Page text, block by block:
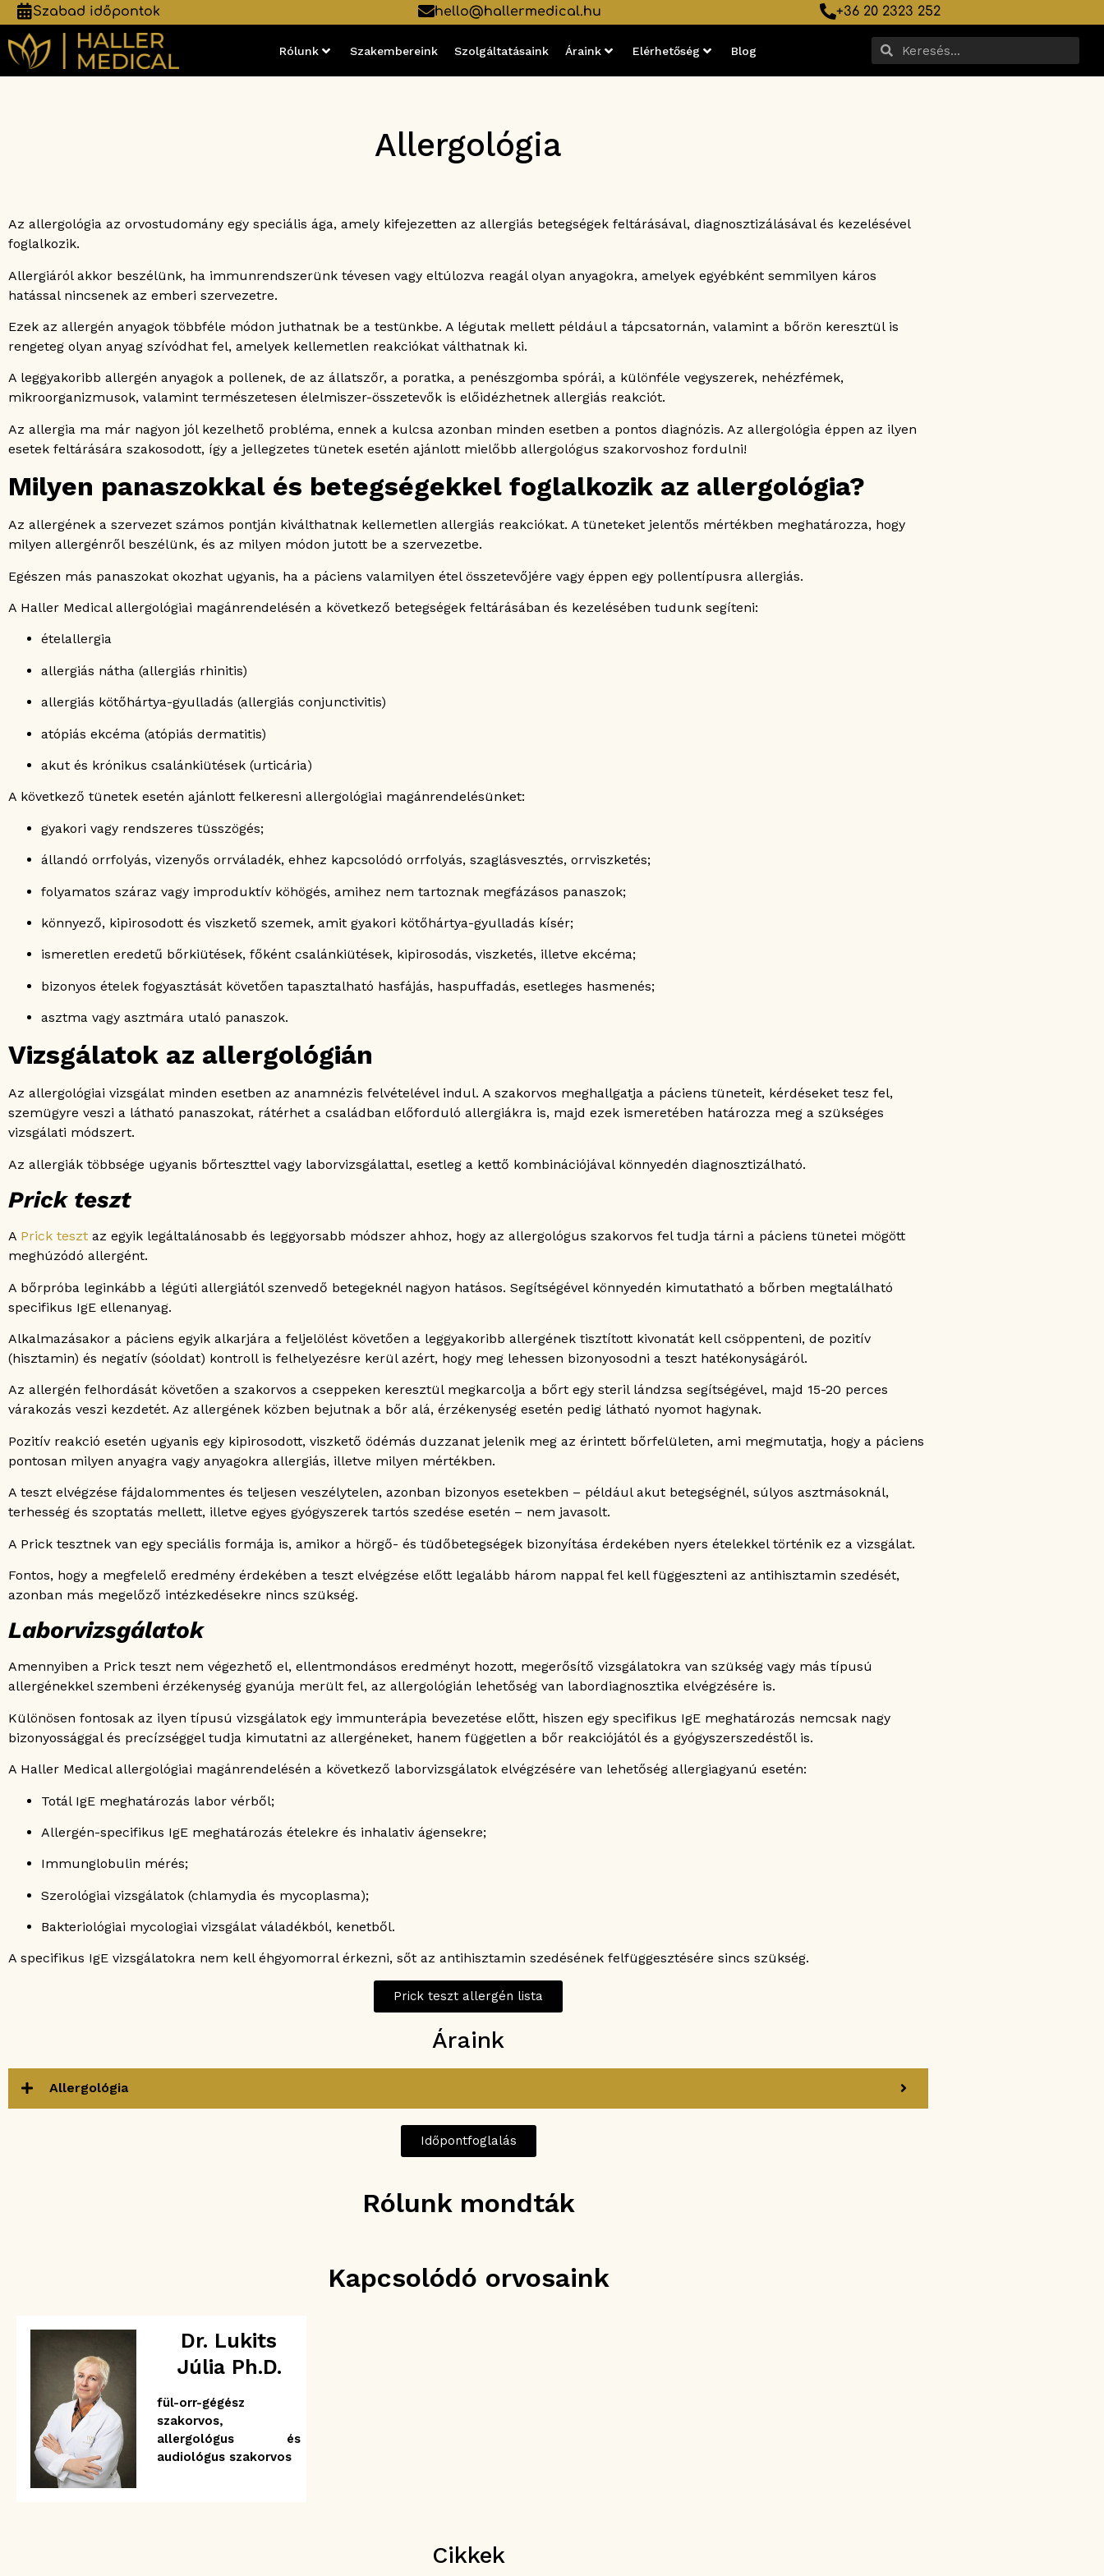
Szabad időpontok hello@hallermedical.hu +36 20 2323 252
Rólunk Szakembereink Szolgáltatásaink Áraink Elérhetőség Blog
Allergológia
Az allergológia az orvostudomány egy speciális ága, amely kifejezetten az allergiás betegségek feltárásával, diagnosztizálásával és kezelésével
foglalkozik.
Allergiáról akkor beszélünk, ha immunrendszerünk tévesen vagy eltúlozva reagál olyan anyagokra, amelyek egyébként semmilyen káros
hatással nincsenek az emberi szervezetre.
Ezek az allergén anyagok többféle módon juthatnak be a testünkbe. A légutak mellett például a tápcsatornán, valamint a bőrön keresztül is
rengeteg olyan anyag szívódhat fel, amelyek kellemetlen reakciókat válthatnak ki.
A leggyakoribb allergén anyagok a pollenek, de az állatszőr, a poratka, a penészgomba spórái, a különféle vegyszerek, nehézfémek,
mikroorganizmusok, valamint természetesen élelmiszer-összetevők is előidézhetnek allergiás reakciót.
Az allergia ma már nagyon jól kezelhető probléma, ennek a kulcsa azonban minden esetben a pontos diagnózis. Az allergológia éppen az ilyen
esetek feltárására szakosodott, így a jellegzetes tünetek esetén ajánlott mielőbb allergológus szakorvoshoz fordulni!
Milyen panaszokkal és betegségekkel foglalkozik az allergológia?
Az allergének a szervezet számos pontján kiválthatnak kellemetlen allergiás reakciókat. A tüneteket jelentős mértékben meghatározza, hogy
milyen allergénről beszélünk, és az milyen módon jutott be a szervezetbe.
Egészen más panaszokat okozhat ugyanis, ha a páciens valamilyen étel összetevőjére vagy éppen egy pollentípusra allergiás.
A Haller Medical allergológiai magánrendelésén a következő betegségek feltárásában és kezelésében tudunk segíteni:
ételallergia
allergiás nátha (allergiás rhinitis)
allergiás kötőhártya-gyulladás (allergiás conjunctivitis)
atópiás ekcéma (atópiás dermatitis)
akut és krónikus csalánkiütések (urticária)
A következő tünetek esetén ajánlott felkeresni allergológiai magánrendelésünket:
gyakori vagy rendszeres tüsszögés;
állandó orrfolyás, vizenyős orrváladék, ehhez kapcsolódó orrfolyás, szaglásvesztés, orrviszketés;
folyamatos száraz vagy improduktív köhögés, amihez nem tartoznak megfázásos panaszok;
könnyező, kipirosodott és viszkető szemek, amit gyakori kötőhártya-gyulladás kísér;
ismeretlen eredetű bőrkiütések, főként csalánkiütések, kipirosodás, viszketés, illetve ekcéma;
bizonyos ételek fogyasztását követően tapasztalható hasfájás, haspuffadás, esetleges hasmenés;
asztma vagy asztmára utaló panaszok.
Vizsgálatok az allergológián
Az allergológiai vizsgálat minden esetben az anamnézis felvételével indul. A szakorvos meghallgatja a páciens tüneteit, kérdéseket tesz fel,
szemügyre veszi a látható panaszokat, rátérhet a családban előforduló allergiákra is, majd ezek ismeretében határozza meg a szükséges
vizsgálati módszert.
Az allergiák többsége ugyanis bőrteszttel vagy laborvizsgálattal, esetleg a kettő kombinációjával könnyedén diagnosztizálható.
Prick teszt
A Prick teszt az egyik legáltalánosabb és leggyorsabb módszer ahhoz, hogy az allergológus szakorvos fel tudja tárni a páciens tünetei mögött
meghúzódó allergént.
A bőrpróba leginkább a légúti allergiától szenvedő betegeknél nagyon hatásos. Segítségével könnyedén kimutatható a bőrben megtalálható
specifikus IgE ellenanyag.
Alkalmazásakor a páciens egyik alkarjára a feljelölést követően a leggyakoribb allergének tisztított kivonatát kell csöppenteni, de pozitív
(hisztamin) és negatív (sóoldat) kontroll is felhelyezésre kerül azért, hogy meg lehessen bizonyosodni a teszt hatékonyságáról.
Az allergén felhordását követően a szakorvos a cseppeken keresztül megkarcolja a bőrt egy steril lándzsa segítségével, majd 15-20 perces
várakozás veszi kezdetét. Az allergének közben bejutnak a bőr alá, érzékenység esetén pedig látható nyomot hagynak.
Pozitív reakció esetén ugyanis egy kipirosodott, viszkető ödémás duzzanat jelenik meg az érintett bőrfelületen, ami megmutatja, hogy a páciens
pontosan milyen anyagra vagy anyagokra allergiás, illetve milyen mértékben.
A teszt elvégzése fájdalommentes és teljesen veszélytelen, azonban bizonyos esetekben – például akut betegségnél, súlyos asztmásoknál,
terhesség és szoptatás mellett, illetve egyes gyógyszerek tartós szedése esetén – nem javasolt.
A Prick tesztnek van egy speciális formája is, amikor a hörgő- és tüdőbetegségek bizonyítása érdekében nyers ételekkel történik ez a vizsgálat.
Fontos, hogy a megfelelő eredmény érdekében a teszt elvégzése előtt legalább három nappal fel kell függeszteni az antihisztamin szedését,
azonban más megelőző intézkedésekre nincs szükség.
Laborvizsgálatok
Amennyiben a Prick teszt nem végezhető el, ellentmondásos eredményt hozott, megerősítő vizsgálatokra van szükség vagy más típusú
allergénekkel szembeni érzékenység gyanúja merült fel, az allergológián lehetőség van labordiagnosztika elvégzésére is.
Különösen fontosak az ilyen típusú vizsgálatok egy immunterápia bevezetése előtt, hiszen egy specifikus IgE meghatározás nemcsak nagy
bizonyossággal és precízséggel tudja kimutatni az allergéneket, hanem független a bőr reakciójától és a gyógyszerszedéstől is.
A Haller Medical allergológiai magánrendelésén a következő laborvizsgálatok elvégzésére van lehetőség allergiagyanú esetén:
Totál IgE meghatározás labor vérből;
Allergén-specifikus IgE meghatározás ételekre és inhalativ ágensekre;
Immunglobulin mérés;
Szerológiai vizsgálatok (chlamydia és mycoplasma);
Bakteriológiai mycologiai vizsgálat váladékból, kenetből.
A specifikus IgE vizsgálatokra nem kell éhgyomorral érkezni, sőt az antihisztamin szedésének felfüggesztésére sincs szükség.
Prick teszt allergén lista
Áraink
Allergológia
Időpontfoglalás
Rólunk mondták
Kapcsolódó orvosaink
Dr. Lukits
Júlia Ph.D.
fül-orr-gégész
szakorvos,
allergológus és
audiológus szakorvos
Cikkek